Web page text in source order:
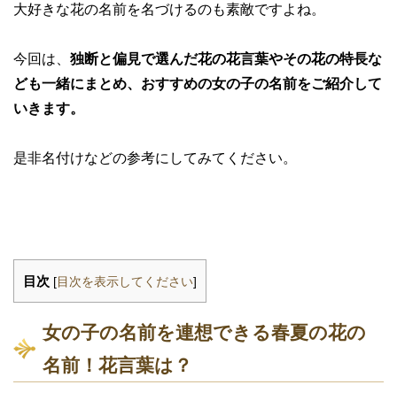
大好きな花の名前を名づけるのも素敵ですよね。
今回は、 独断と偏見で選んだ花の花言葉やその花の特長な
ども一緒にまとめ、おすすめの女の子の名前をご紹介して
いきます。
是非名付けなどの参考にしてみてください。
目次 [目次を表示してください]
女の子の名前を連想できる春夏の花の
名前！花言葉は？